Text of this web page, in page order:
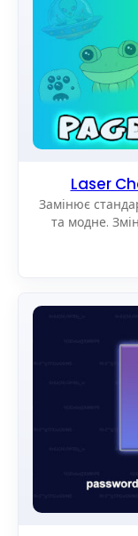
Laser
Замінює
та модне.